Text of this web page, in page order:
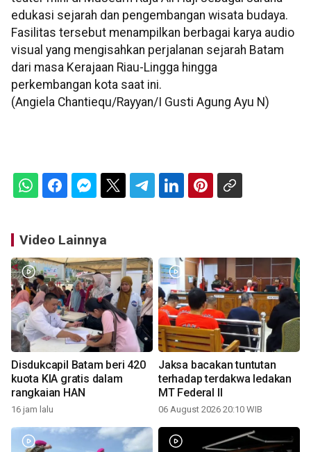
edukasi sejarah dan pengembangan wisata budaya.
Fasilitas tersebut menampilkan berbagai karya audio
visual yang mengisahkan perjalanan sejarah Batam
dari masa Kerajaan Riau-Lingga hingga
perkembangan kota saat ini.
(Angiela Chantiequ/Rayyan/I Gusti Agung Ayu N)
Video Lainnya
Disdukcapil Batam beri 420
kuota KIA gratis dalam
rangkaian HAN
16 jam lalu
Jaksa bacakan tuntutan
terhadap terdakwa ledakan
MT Federal II
06 August 2026 20:10 WIB